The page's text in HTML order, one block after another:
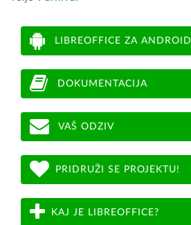
LIBREOFFICE ZA ANDROID
DOKUMENTACIJA
VAŠ ODZIV
PRIDRUŽI SE PROJEKTU!
KAJ JE LIBREOFFICE?